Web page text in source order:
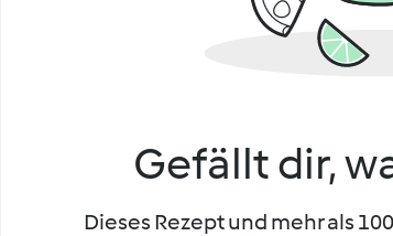
Gefällt dir,
Dieses Rezept und mehr als